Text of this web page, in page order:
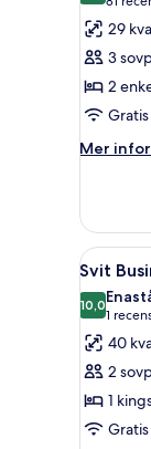
för
(extra
bed
29
3
2
Mer
Mer
(extra
bed
Öppna
alla
foton
för
Svit
10
Svit
10,010,0 av
1
(1
40
2
1